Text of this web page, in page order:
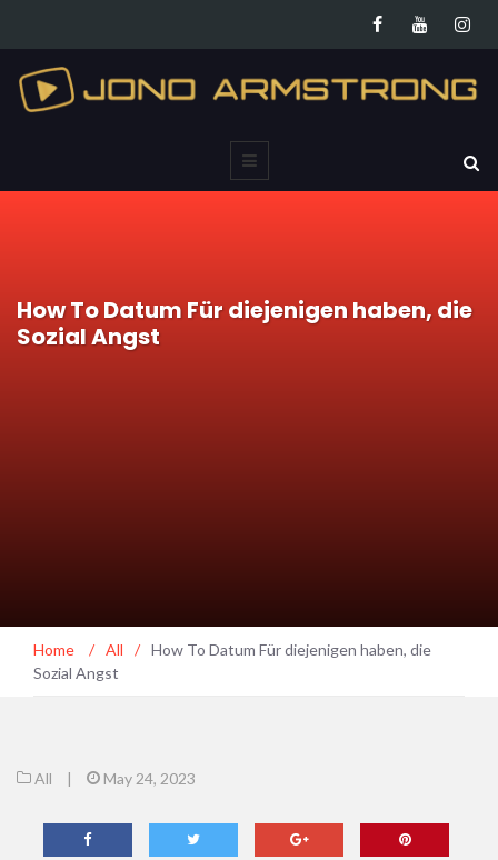
How To Datum Für diejenigen haben, die
Sozial Angst
Home / All / How To Datum Für diejenigen haben, die
Sozial Angst
All | May 24, 2023